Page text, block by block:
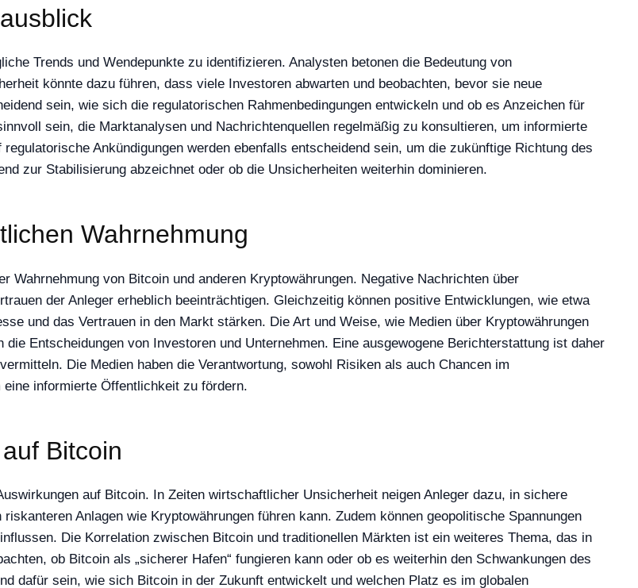
Trends und Wendepunkte zu identifizieren. Analysten betonen die Bedeutung von
könnte dazu führen, dass viele Investoren abwarten und beobachten, bevor sie neue
sein, wie sich die regulatorischen Rahmenbedingungen entwickeln und ob es Anzeichen für
sein, die Marktanalysen und Nachrichtenquellen regelmäßig zu konsultieren, um informierte
Ankündigungen werden ebenfalls entscheidend sein, um die zukünftige Richtung des
zur Stabilisierung abzeichnet oder ob die Unsicherheiten weiterhin dominieren.
Wahrnehmung
von Bitcoin und anderen Kryptowährungen. Negative Nachrichten über
der Anleger erheblich beeinträchtigen. Gleichzeitig können positive Entwicklungen, wie etwa
und das Vertrauen in den Markt stärken. Die Art und Weise, wie Medien über Kryptowährungen
Entscheidungen von Investoren und Unternehmen. Eine ausgewogene Berichterstattung ist daher
Die Medien haben die Verantwortung, sowohl Risiken als auch Chancen im
informierte Öffentlichkeit zu fördern.
Bitcoin
auf Bitcoin. In Zeiten wirtschaftlicher Unsicherheit neigen Anleger dazu, in sichere
Anlagen wie Kryptowährungen führen kann. Zudem können geopolitische Spannungen
Die Korrelation zwischen Bitcoin und traditionellen Märkten ist ein weiteres Thema, das in
ob Bitcoin als „sicherer Hafen“ fungieren kann oder ob es weiterhin den Schwankungen des
dafür sein, wie sich Bitcoin in der Zukunft entwickelt und welchen Platz es im globalen